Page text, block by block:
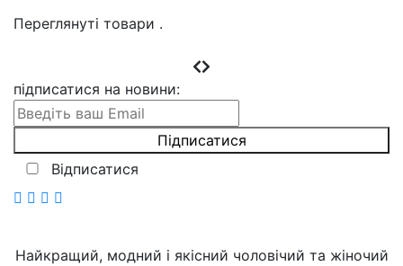
Переглянуті товари .
підписатися на новини:
Відписатися
Найкращий, модний і якісний чоловічий та жіночий